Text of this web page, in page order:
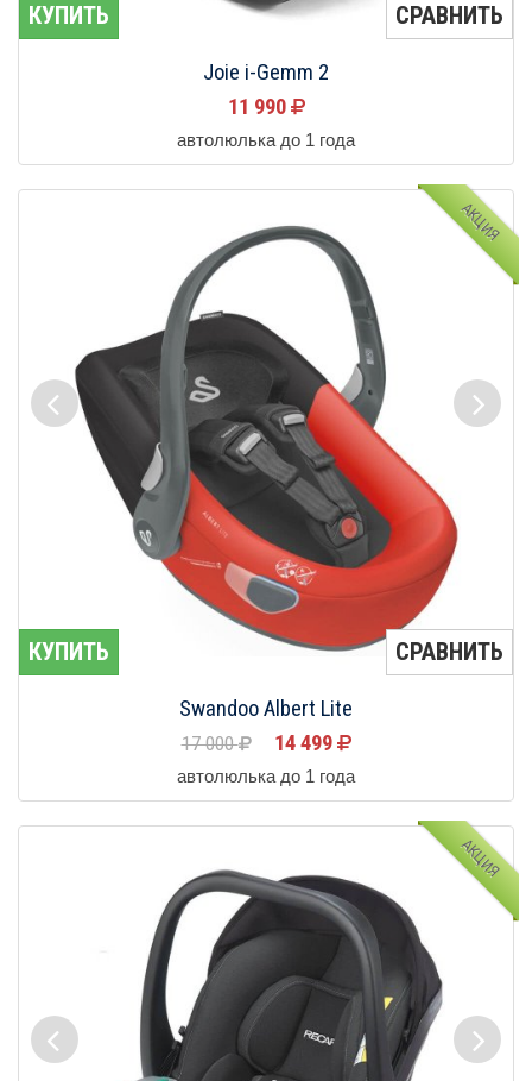
КУПИТЬ СРАВНИТЬ
Joie i-Gemm 2
11 990
автолюлька до 1 года
АКЦИЯ
КУПИТЬ СРАВНИТЬ
Swandoo Albert Lite
17 000 14 499
автолюлька до 1 года
АКЦИЯ